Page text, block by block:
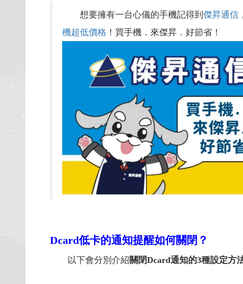
想要擁有一台心儀的手機記得到 傑昇通信
機超低價格 ！買手機．來傑昇．好節省！
Dcard低卡的通知提醒如何關閉？
以下會分別介紹關閉Dcard通知的3種設定方